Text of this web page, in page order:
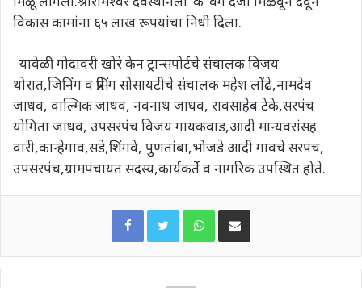
विकास कामांना ६५ लाख रूपयांचा निधी दिला.
यावेळी गोदावरी खोरे केन ट्रान्सपोर्टचे संचालक विजय
थोरात,जिनिंग व प्रेसिंग सोसायटीचे संचालक महेश लोंढे,नामदेव
जाधव, वाल्मिक जाधव, नवनाथ जाधव, रावसाहेब टेके,सरपंच
योगिता जाधव, उपसरपंच विजय गायकवाड,आदी मान्यवरांसह
वारी,कान्हेगाव,सडे,शिंगवे, पुणतांबा,भोजडे आदी गावचे सरपंच,
उपसरपंच,ग्रामपंचायत सदस्य,कार्यकर्ते व नागरिक उपस्थित होते.
WhatsAppShare via Email